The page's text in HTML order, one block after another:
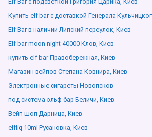
Elf Bar с подсветкой Григория Царика, Киев
Купить elf bar с доставкой Генерала
Elf Bar в наличии Липский переулок, Киев
Elf bar moon night 40000 Клов, Киев
купить elf bar Правобережная, Киев
Магазин вейпов Степана Ковнира, Киев
Электронные сигареты Новопсков
под система эльф бар Беличи, Киев
Вейп шоп Дарница, Киев
elfliq 10ml Русановка, Киев